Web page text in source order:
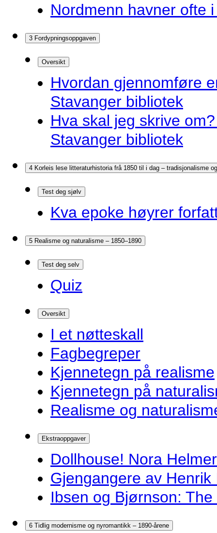
Nordmenn havner ofte
3 Fordypningsoppgaven
Oversikt
Hvordan gjennomføre
Stavanger bibliotek
Hva skal jeg skrive
Stavanger bibliotek
4 Korleis lese litteraturhistoria frå 1850 til i dag – tradisjonalisme
Test deg sjølv
Kva epoke høyrer
5 Realisme og naturalisme – 1850–1890
Test deg selv
Quiz
Oversikt
I et nøtteskall
Fagbegreper
Kjennetegn på realisme
Kjennetegn på
Realisme og
Ekstraoppgaver
Dollhouse! Nora
Gjengangere av
Ibsen og Bjørnson:
6 Tidlig modernisme og nyromantikk – 1890-årene